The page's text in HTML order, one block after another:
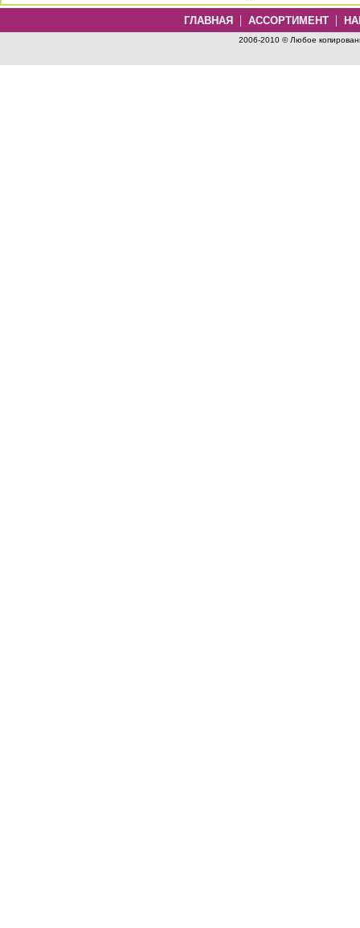
ГЛАВНАЯ | АССОРТИМЕНТ |
2006-2010 © Любое